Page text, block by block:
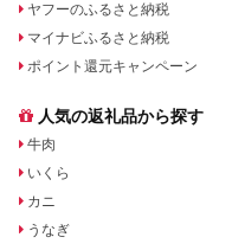
ヤフーのふるさと納税
マイナビふるさと納税
ポイント還元キャンペーン
人気の返礼品から探す
牛肉
いくら
カニ
うなぎ